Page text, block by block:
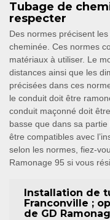
Tubage de
respecter
Des normes précisent
cheminée. Ces normes
matériaux à utiliser. Le
distances ainsi que les
précisées dans ces
le conduit doit être
conduit maçonné doit
basse que dans sa
être compatibles avec
selon les normes, fiez-
Ramonage 95 si vous
Installation de
Franconville ;
de GD